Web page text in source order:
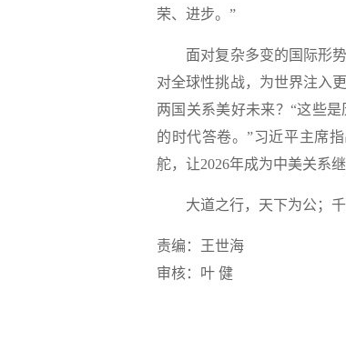
荣、进步。”
面对复杂多变的国际形势
对全球性挑战，为世界注入
两国关系美好未来？“这些
的时代答卷。”习近平主席
舵，让2026年成为中美关系
大道之行，天下为公；千
责编：王世海
审核：叶 健